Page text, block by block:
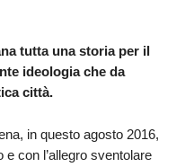
tutta una storia per il
ideologia che da
città.
in questo agosto 2016,
con l’allegro sventolare